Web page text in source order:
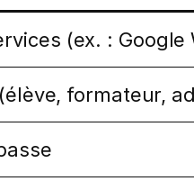
(ex. :
formateur,